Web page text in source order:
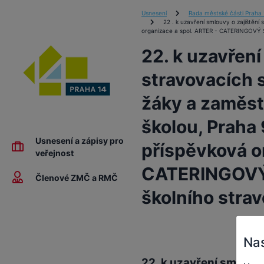
Usnesení a zápisy pro
veřejnost
Členové ZMČ a RMČ
Usnesení Rada městské části Praha
22 . k uzavření smlouvy o zajištění
organizace a spol. ARTER -
22. k
stravovacích
žáky a
školou, Praha
příspěvková
školního